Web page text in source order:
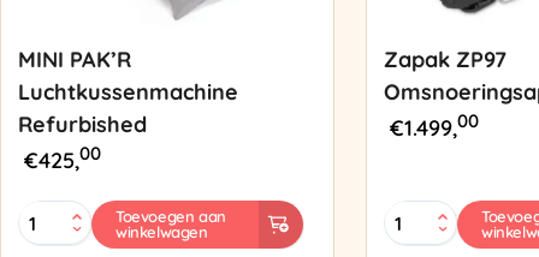
MINI PAK’R
Luchtkussenmachine
Refurbished
€425,00
MINI
PAK'R
Toevoegen aan
winkelwagen
Zapak ZP97
€1.499,00
Zapak
ZP97